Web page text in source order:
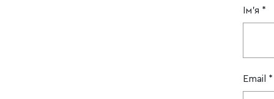
Ім'я *
Email *